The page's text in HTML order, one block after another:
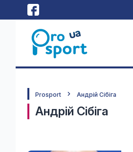
Prosport Андрій Сібіга
Андрій Сібіга